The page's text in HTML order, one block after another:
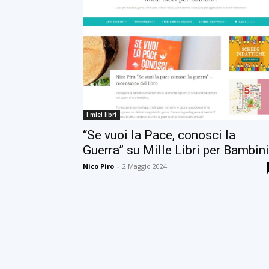
I miei libri
“Se vuoi la Pace, conosci la
Guerra” su Mille Libri per Bambini
Nico Piro - 2 Maggio 2024